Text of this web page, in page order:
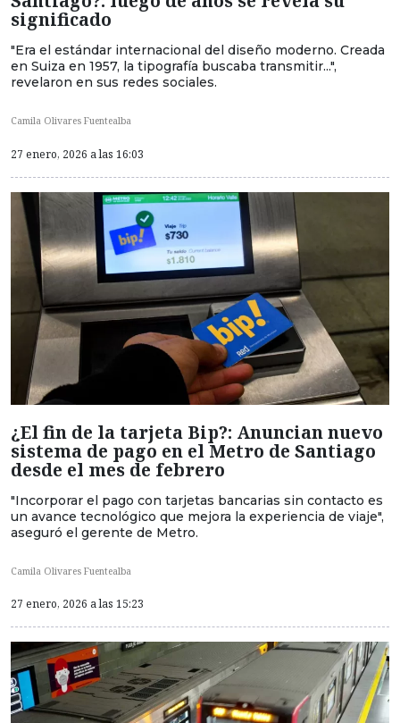
significado
"Era el estándar internacional del diseño moderno. Creada
en Suiza en 1957, la tipografía buscaba transmitir...",
revelaron en sus redes sociales.
Camila Olivares Fuentealba
27 enero, 2026 a las 16:03
¿El fin de la tarjeta Bip?: Anuncian nuevo
sistema de pago en el Metro de Santiago
desde el mes de febrero
"Incorporar el pago con tarjetas bancarias sin contacto es
un avance tecnológico que mejora la experiencia de viaje",
aseguró el gerente de Metro.
Camila Olivares Fuentealba
27 enero, 2026 a las 15:23